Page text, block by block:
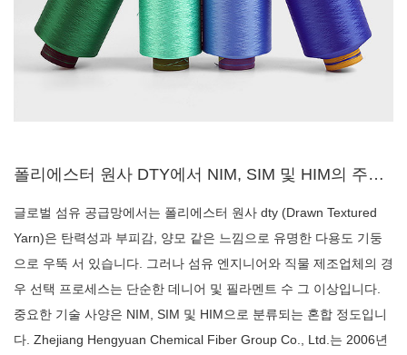
폴리에스터 원사 DTY에서 NIM, SIM 및 HIM의 주요 차이점은 무엇이며 직물 품질에 어떤 영향을 줍니...
글로벌 섬유 공급망에서는 폴리에스터 원사 dty (Drawn Textured
Yarn)은 탄력성과 부피감, 양모 같은 느낌으로 유명한 다용도 기둥
으로 우뚝 서 있습니다. 그러나 섬유 엔지니어와 직물 제조업체의 경
우 선택 프로세스는 단순한 데니어 및 필라멘트 수 그 이상입니다.
중요한 기술 사양은 NIM, SIM 및 HIM으로 분류되는 혼합 정도입니
다. Zhejiang Hengyuan Chemical Fiber Group Co., Ltd.는 2006년